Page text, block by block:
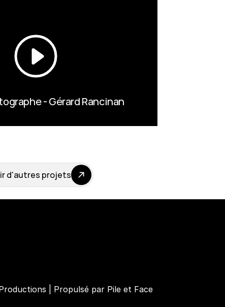
- Gérard Rancinan
d'autres projets
| Propulsé par Pile et Face